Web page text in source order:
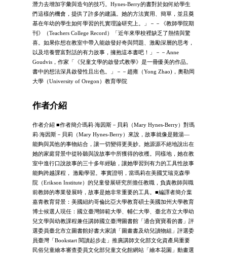
潛力去增加字彙與造句的技巧。Hynes-Berry的書對於如何給學生
們這樣的機會，提供了許多的建議。她的方法實用、簡單，並且奠
基在年幼的學生如何學習的扎實理論研究上。」－－《教師學院期
刊》（Teachers College Record）「近年來學校裡缺乏了熱情與驚
喜。如果你想在教室中帶入能啟發好奇與問題、激勵深層的思考，
以及培養豐富對話的有力故事，擁抱這本書吧！」－－Anne
Goudvis，作家「《兒童文學的啟發式教學》是一冊優美的作品。
書中的想法深具啟發性且出色。」－－趙雍（Yong Zhao)，奧勒岡
大學（University of Oregon）教育學院
作者介紹
作者介紹 ■作者簡介瑪莉‧海因斯－貝莉（Mary Hynes-Berry）對瑪
莉‧海因斯－貝莉（Mary Hynes-Berry）來說，故事就像是雞湯—
能夠與其他的事物結合，讓一切變得更美妙。她源源不絕地說出在
她的家庭背景中從聆聽與說故事中所獲得的收穫。同樣地，她在教
室中進行口說故事的三十多年經驗，讓她學習到有力的工具性故事
能夠跨越課程， 激勵學習。事實證明，當瑪莉在美國艾瑞克森學
院（Erikson Institute）的兒童發展研究所擔任教職，負責教師與職
前教師的專業發展時，故事是她非常重要的工具。■編譯者簡介葉
嘉青教育背景：美國紐約哥倫比亞大學教育碩士美國加州大學教育
博士候選人現任：國立臺灣師範大學、輔仁大學、臺北市立大學幼
兒文學與幼教課程兼任講師國立臺灣圖書館「適合寶寶看的書」評
選委員臺北市立圖書館好書大家讀「圖畫書及幼兒讀物組」評選委
員臺灣「Bookstart 閱讀起步走」推廣講師文化部文化資產局重要
民俗兒童繪本審查委員文化部兒童文化館網站「繪本花園」動畫選